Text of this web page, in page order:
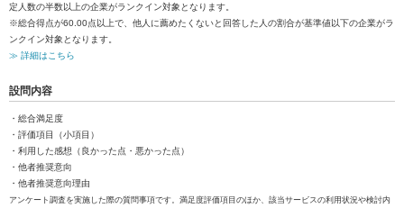
定人数の半数以上の企業がランクイン対象となります。
※総合得点が60.00点以上で、他人に薦めたくないと回答した人の割合が基準値以下の企業がラ
ンクイン対象となります。
≫ 詳細はこちら
設問内容
・総合満足度
・評価項目（小項目）
・利用した感想（良かった点・悪かった点）
・他者推奨意向
・他者推奨意向理由
アンケート調査を実施した際の質問事項です。満足度評価項目のほか、該当サービスの利用状況や検討内